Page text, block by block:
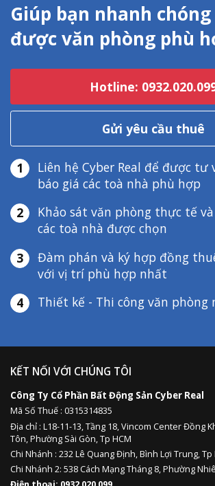
Giúp bạn nhanh
được văn phòng phù
Hotline:
Gửi yêu cầu thuê
1
Liên hệ Cyber Real để được tư
báo giá các toà nhà phù hợp
2
Khảo sát văn phòng thực tế
các toà nhà được chọn
3
Đàm phán và ký hợp đồng
với vị trí phù hợp nhất
4
Thiết kế - Thi công văn phòng
KẾT NỐI VỚI CHÚNG TÔI
Công Ty Cổ Phần Bất Động Sản Cyber Real
Mã Số Thuế : 0315314835
Địa chỉ : L18-11-13,Tầng 18, Vincom Center Đồng
Tôn, Phường Sài Gòn, Tp HCM
Chi Nhánh : 232 Lê Quang Định,Bình Lợi Trung,Tp
Chi Nhánh 2: 538 Cách Mạng Tháng 8, Phường